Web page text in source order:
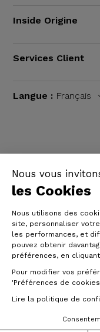
Nous vous
les Cookies
Nous utilisons des
site, personnaliser
les performances, et
pouvez obtenir
préférences, en
Pour modifier vos
'Préférences de
Lire la politique de
Inside Origine
Services Client
Langue : Français